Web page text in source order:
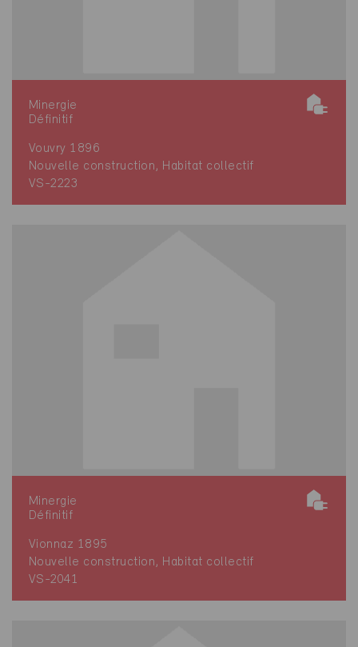
Minergie
Définitif
Vouvry 1896
Nouvelle construction, Habitat collectif
VS-2223
Minergie
Définitif
Vionnaz 1895
Nouvelle construction, Habitat collectif
VS-2041